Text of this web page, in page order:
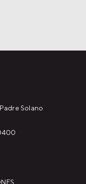
Solano